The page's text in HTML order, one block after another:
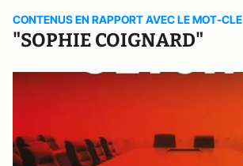
CONTENUS EN RAPPORT AVEC LE MOT-CLE
"SOPHIE COIGNARD"